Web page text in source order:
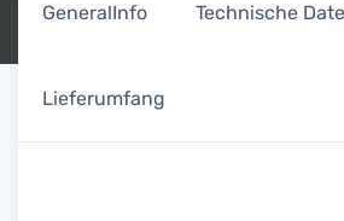
GeneralInfo Technische
Lieferumfang